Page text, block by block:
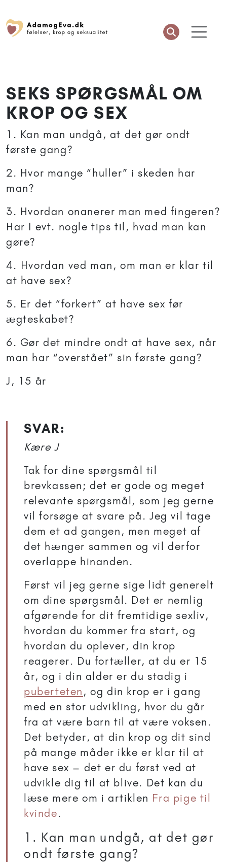
SEKS SPØRGSMÅL OM
KROP OG SEX
1. Kan man undgå, at det gør ondt
første gang?
2. Hvor mange “huller” i skeden har
man?
3. Hvordan onanerer man med fingeren?
Har I evt. nogle tips til, hvad man kan
gøre?
4. Hvordan ved man, om man er klar til
at have sex?
5. Er det “forkert” at have sex før
ægteskabet?
6. Gør det mindre ondt at have sex, når
man har “overstået” sin første gang?
J, 15 år
SVAR:
Kære J
Tak for dine spørgsmål til
brevkassen; det er gode og meget
relevante spørgsmål, som jeg gerne
vil forsøge at svare på. Jeg vil tage
dem et ad gangen, men meget af
det hænger sammen og vil derfor
overlappe hinanden.
Først vil jeg gerne sige lidt generelt
om dine spørgsmål. Det er nemlig
afgørende for dit fremtidige sexliv,
hvordan du kommer fra start, og
hvordan du oplever, din krop
reagerer. Du fortæller, at du er 15
år, og i din alder er du stadig i
puberteten , og din krop er i gang
med en stor udvikling, hvor du går
fra at være barn til at være voksen.
Det betyder, at din krop og dit sind
på mange måder ikke er klar til at
have sex – det er du først ved at
udvikle dig til at blive. Det kan du
læse mere om i artiklen Fra pige til
kvinde.
1. Kan man undgå, at det gør
ondt første gang?